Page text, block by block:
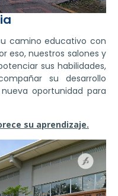
camino educativo con
eso, nuestros salones y
sus habilidades,
su desarrollo
oportunidad para
su aprendizaje.